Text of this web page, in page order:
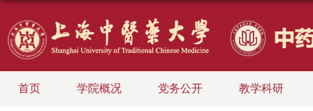
首页 学院概况 党务公开 教学科研